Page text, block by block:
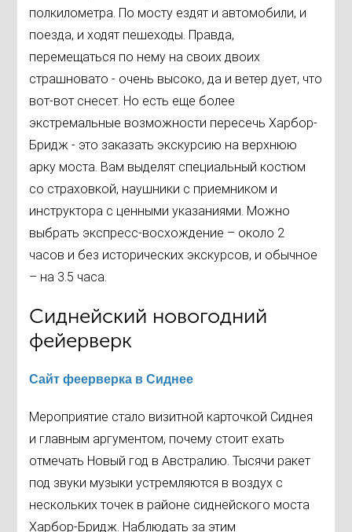
полкилометра. По мосту ездят и автомобили, и
поезда, и ходят пешеходы. Правда,
перемещаться по нему на своих двоих
страшновато - очень высоко, да и ветер дует, что
вот-вот снесет. Но есть еще более
экстремальные возможности пересечь Харбор-
Бридж - это заказать экскурсию на верхнюю
арку моста. Вам выделят специальный костюм
со страховкой, наушники с приемником и
инструктора с ценными указаниями. Можно
выбрать экспресс-восхождение – около 2
часов и без исторических экскурсов, и обычное
– на 3.5 часа.
Сиднейский новогодний
фейерверк
Сайт феерверка в Сиднее
Мероприятие стало визитной карточкой Сиднея
и главным аргументом, почему стоит ехать
отмечать Новый год в Австралию. Тысячи ракет
под звуки музыки устремляются в воздух с
нескольких точек в районе сиднейского моста
Харбор-Бридж. Наблюдать за этим